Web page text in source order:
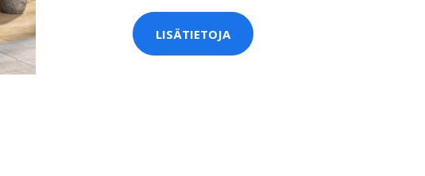
LISÄTIETOJA